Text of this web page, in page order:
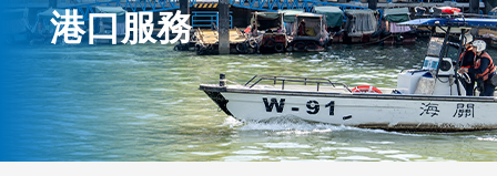
港口服務